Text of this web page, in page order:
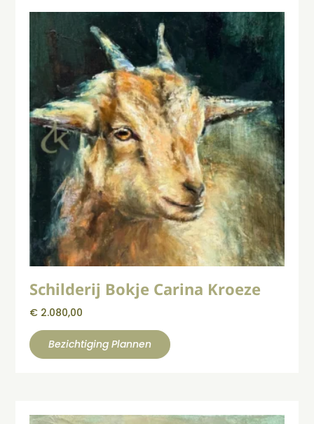
Schilderij Bokje Carina Kroeze
€ 2.080,00
Bezichtiging Plannen